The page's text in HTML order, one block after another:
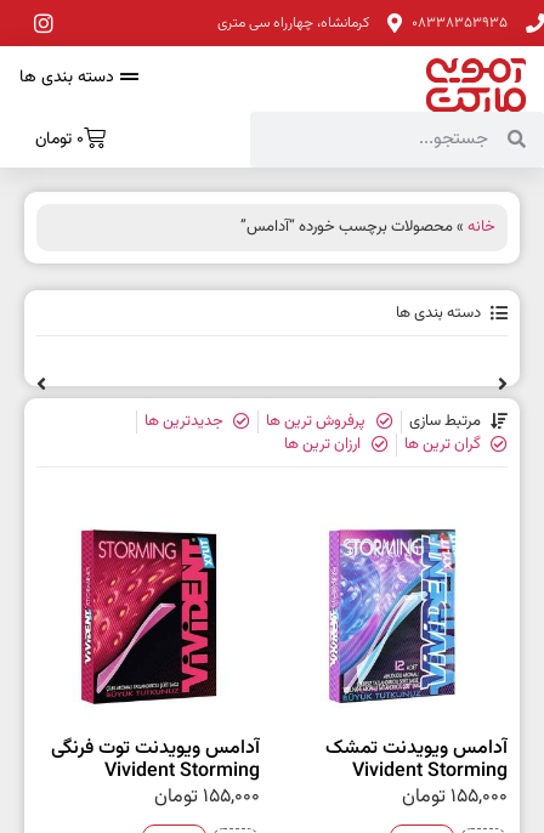
08338353935 کرمانشاه، چهارراه سی متری
دسته بندی ها
0 تومان
خانه » محصولات برچسب خورده “آدامس”
دسته بندی ها
مرتبط سازی پرفروش ترین ها
جدیدترین ها
گران ترین ها
ارزان ترین ها
آدامس ویویدنت تمشک
Vivident Storming
155,000 تومان
آدامس ویویدنت توت فرنگی
Vivident Storming
155,000 تومان